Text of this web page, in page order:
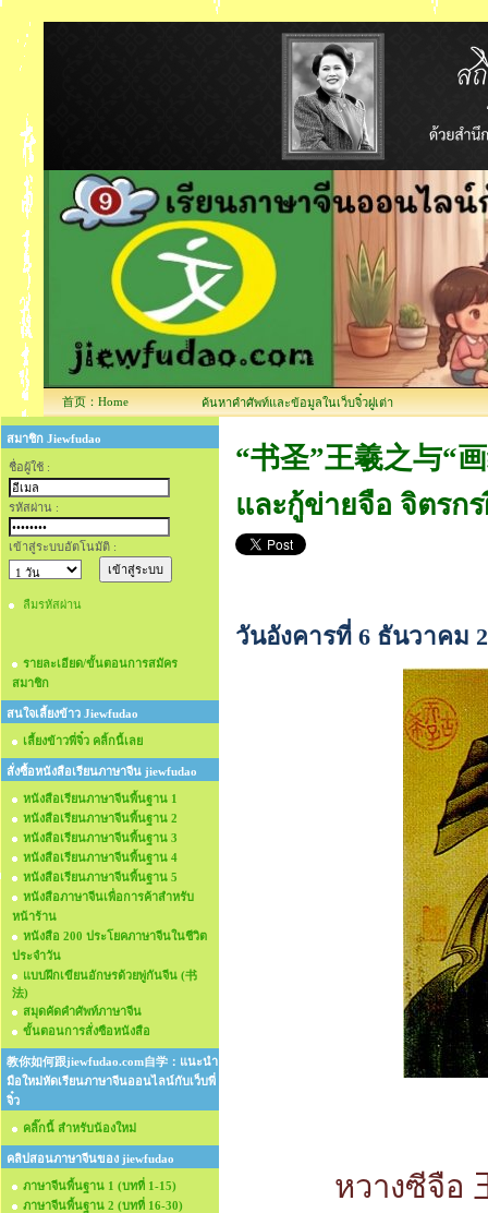
首页：Home ค้นหาคำศัพท์และข้อมูลในเว็บจิ๋วฝูเต่า
สมาชิก Jiewfudao
ชื่อผู้ใช้ :
รหัสผ่าน :
เข้าสู่ระบบอัตโนมัติ :
ลืมรหัสผ่าน
รายละเอียด/ขั้นตอนการสมัคร
สมาชิก
สนใจเลี้ยงข้าว Jiewfudao
เลี้ยงข้าวพี่จิ๋ว คลิ้กนี้เลย
สั่งซื้อหนังสือเรียนภาษาจีน jiewfudao
หนังสือเรียนภาษาจีนพื้นฐาน 1
หนังสือเรียนภาษาจีนพื้นฐาน 2
หนังสือเรียนภาษาจีนพื้นฐาน 3
หนังสือเรียนภาษาจีนพื้นฐาน 4
หนังสือเรียนภาษาจีนพื้นฐาน 5
หนังสือภาษาจีนเพื่อการค้าสำหรับ
หน้าร้าน
หนังสือ 200 ประโยคภาษาจีนในชีวิต
ประจำวัน
แบบฝึกเขียนอักษรด้วยพู่กันจีน (书
法)
สมุดคัดคำศัพท์ภาษาจีน
ขั้นตอนการสั่งซือหนังสือ
教你如何跟jiewfudao.com自学：แนะนำ
มือใหม่หัดเรียนภาษาจีนออนไลน์กับเว็บพี่
จิ๋ว
คลิ๊กนี้ สำหรับน้องใหม่
คลิปสอนภาษาจีนของ jiewfudao
ภาษาจีนพื้นฐาน 1 (บทที่ 1-15)
ภาษาจีนพื้นฐาน 2 (บทที่ 16-30)
“书圣”王羲之与“
และกู้ข่ายจือ จิตรก
วันอังคารที่ 6 ธันวาคม
หวางซีจือ